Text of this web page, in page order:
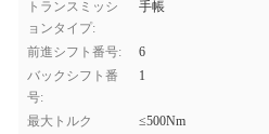
トランスミッシ
ョンタイプ:
手帳
前進シフト番号:
6
バックシフト番
号:
1
最大トルク
≤500Nm